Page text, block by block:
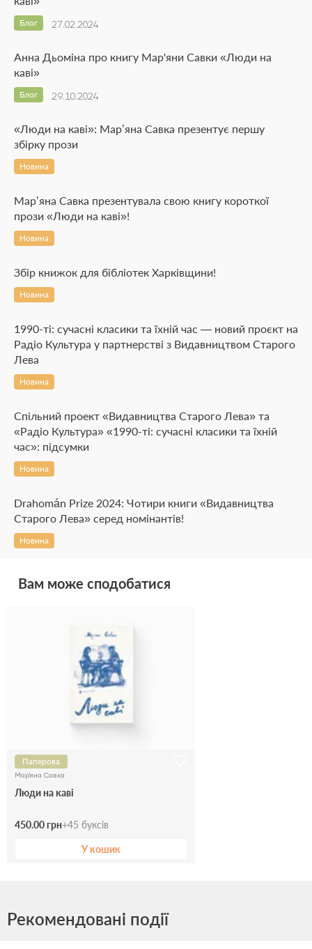
27.02.2024
Блог
Анна Дьоміна про книгу Мар'яни Савки «Люди на
каві»
29.10.2024
Блог
«Люди на каві»: Мар’яна Савка презентує першу
збірку прози
Новина
Мар’яна Савка презентувала свою книгу короткої
прози «Люди на каві»!
Новина
Збір книжок для бібліотек Харківщини!
Новина
1990-ті: сучасні класики та їхній час — новий проєкт на
Радіо Культура у партнерстві з Видавництвом Старого
Лева
Новина
Спільний проект «Видавництва Старого Лева» та
«Радіо Культура» «1990-ті: сучасні класики та їхній
час»: підсумки
Новина
Drahomán Prize 2024: Чотири книги «Видавництва
Старого Лева» серед номінантів!
Новина
Вам може сподобатися
Паперова
Мар'яна Савка
Люди на каві
450.00 грн+45 буксів
У кошик
Рекомендовані події